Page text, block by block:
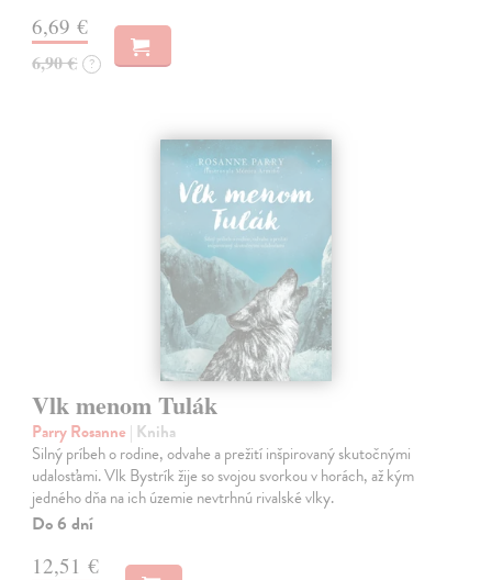
6,69 €
6,90 € ?
Vlk menom Tulák
Parry Rosanne | Kniha
Silný príbeh o rodine, odvahe a prežití inšpirovaný skutočnými
udalosťami. Vlk Bystrík žije so svojou svorkou v horách, až kým
jedného dňa na ich územie nevtrhnú rivalské vlky.
Do 6 dní
12,51 €